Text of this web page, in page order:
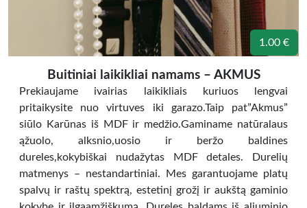
1.00 €
Buitiniai laikikliai namams – AKMUS
Prekiaujame ivairias laikikliais kuriuos lengvai
pritaikysite nuo virtuves iki garazo.Taip pat”Akmus”
siūlo Karūnas iš MDF ir medžio.Gaminame natūralaus
ąžuolo, alksnio,uosio ir beržo baldines
dureles,kokybiškai nudažytas MDF detales. Durelių
matmenys – nestandartiniai. Mes garantuojame platų
spalvų ir raštų spektrą, estetinį grožį ir aukštą gaminio